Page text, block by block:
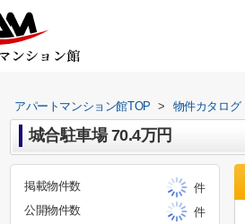
アパートマンション館TOP > 物件カタログ
城合駐車場 70.4万円
掲載物件数
件
公開物件数
件